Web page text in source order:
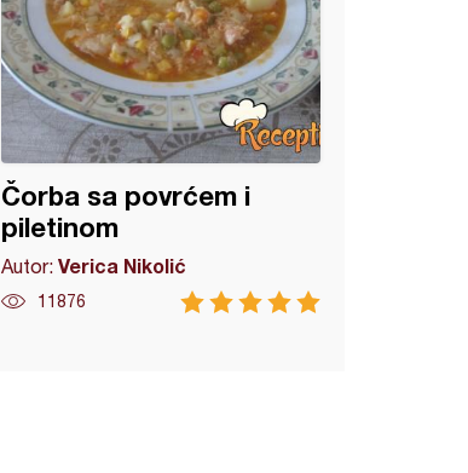
Čorba sa povrćem i
piletinom
Autor:Verica Nikolić
11876